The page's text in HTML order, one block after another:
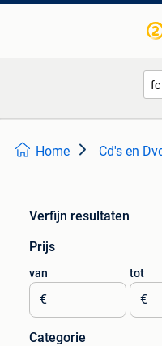
Home Cd's en
Verfijn resultaten
Prijs
van
€
tot
€
Categorie